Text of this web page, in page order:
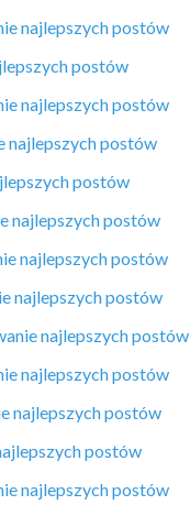
najlepszych postów
postów
najlepszych postów
najlepszych postów
postów
najlepszych postów
najlepszych postów
najlepszych postów
najlepszych postów
najlepszych postów
najlepszych postów
postów
najlepszych postów